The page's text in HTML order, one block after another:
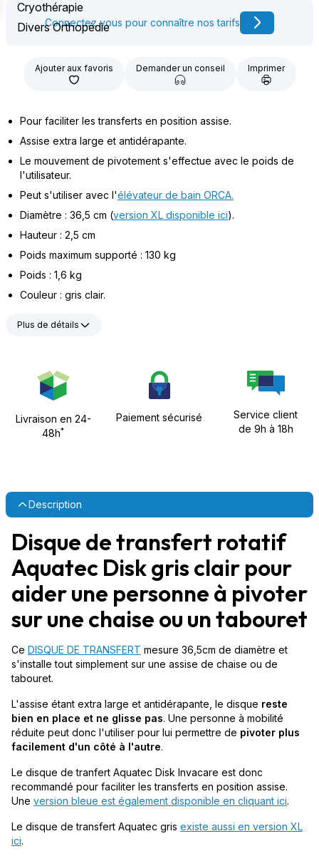
Cryothérapie
Divers Orthopédie
Connectez vous pour connaître nos tarifs
Ajouter aux favoris Demander un conseil Imprimer
Pour faciliter les transferts en position assise.
Assise extra large et antidérapante.
Le mouvement de pivotement s'effectue avec le poids de
l'utilisateur.
Peut s'utiliser avec l'élévateur de bain ORCA.
Diamètre : 36,5 cm (version XL disponible ici).
Hauteur : 2,5 cm
Poids maximum supporté : 130 kg
Poids : 1,6 kg
Couleur : gris clair.
Plus de détails
Livraison en 24-
48h*
Paiement sécurisé
Service client
de 9h à 18h
Description
Disque de transfert rotatif
Aquatec Disk gris clair pour
aider une personne à pivoter
sur une chaise ou un tabouret
Ce DISQUE DE TRANSFERT mesure 36,5cm de diamètre et
s'installe tout simplement sur une assise de chaise ou de
tabouret.
L'assise étant extra large et antidérapante, le disque reste
bien en place et ne glisse pas. Une personne à mobilité
réduite peut donc l'utiliser pour lui permettre de pivoter plus
facilement d'un côté à l'autre.
Le disque de tranfert Aquatec Disk Invacare est donc
recommandé pour faciliter les transferts en position assise.
Une version bleue est également disponible en cliquant ici.
Le disque de transfert Aquatec gris existe aussi en version XL
ici.